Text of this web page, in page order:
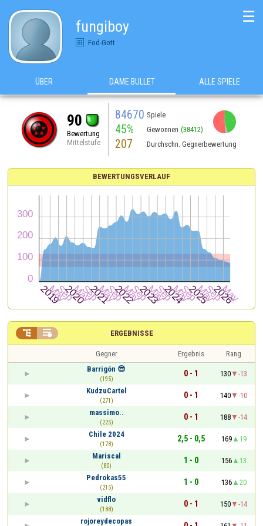
fungiboy
Fod-Gott
☰
ÜBER DAME BULLET ALLE SPIELE
90
Bewertung
Mittelstufe
84670 Spiele
45% Gewonnen (38412)
207 Durchschn. Gegnerbewertung
BEWERTUNGSVERLAUF
ERGEBNISSE
 
Gegner Ergebnis
Rang
Barrigón 😎
(195)
0 - 1 130
-13
KudzuCartel
(271)
0 - 1 140
-10
massimo..
(225)
0 - 1 188
-14
Chile 2024
(178)
2,5 - 0,5 169
19
Mariscal
(80)
1 - 0 156
13
Pedrokas55
(215)
1 - 0 136
20
vidflo
(188)
0 - 1 150
-14
rojoreydecopas